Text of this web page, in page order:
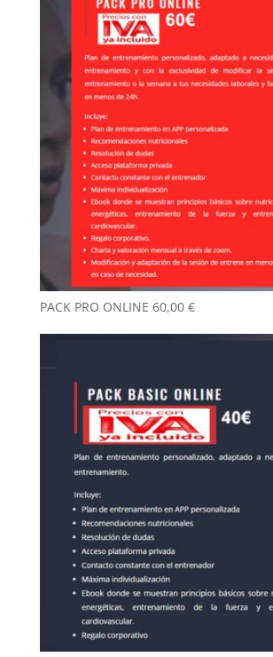
PACK PRO ONLINE 60,00 €